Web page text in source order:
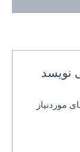
نویسد
موردنیاز